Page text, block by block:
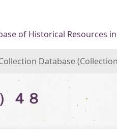
of Historical Resources
Database
４８